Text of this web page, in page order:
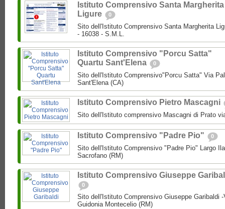
Istituto Comprensivo Santa Margherita
Ligure
0
Sito dell'Istituto Comprensivo Santa Margherita
- 16038 - S.M.L.
Istituto Comprensivo "Porcu Satta"
Quartu Sant'Elena
0
Sito dell'Istituto Comprensivo"Porcu Satta" Via
Sant'Elena (CA)
Istituto Comprensivo Pietro Mascagni
Sito dell'Istituto comprensivo Mascagni di Prato
Istituto Comprensivo "Padre Pio" 0
Sito dell'Istituto Comprensivo "Padre Pio" Largo
Sacrofano (RM)
Istituto Comprensivo Giuseppe
0
Sito dell'Istituto Comprensivo Giuseppe Garibaldi
Guidonia Montecelio (RM)